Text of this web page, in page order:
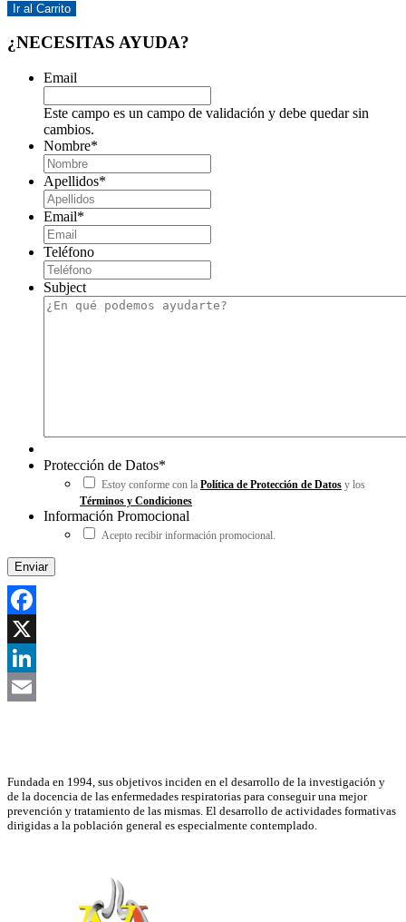
Ir al Carrito
¿NECESITAS AYUDA?
Email
Este campo es un campo de validación y debe quedar sin
cambios.
Nombre*
Apellidos*
Email*
Teléfono
Subject
Protección de Datos*
Estoy conforme con la Política de Protección de Datos y los
Términos y Condiciones
Información Promocional
Acepto recibir información promocional.
Facebook
X
LinkedIn
Fundada en 1994, sus objetivos inciden en el desarrollo de la investigación y
de la docencia de las enfermedades respiratorias para conseguir una mejor
prevención y tratamiento de las mismas. El desarrollo de actividades formativas
dirigidas a la población general es especialmente contemplado.